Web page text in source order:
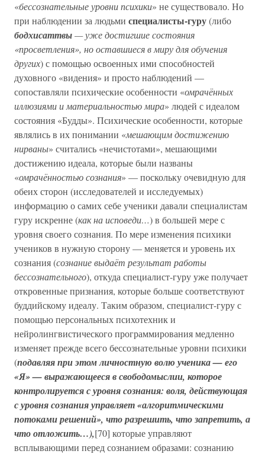
«бессознательные уровни психики» не существовало. Но
при наблюдении за людьми специалисты-гуру(либо
бодхисаттвы— уже достигшие состояния
«просветления», но оставшиеся в миру для обучения
других) с помощью освоенных ими способностей
духовного «видения» и просто наблюдений —
сопоставляли психические особенности «омрачённых
иллюзиями и материальностью мира» людей с идеалом
состояния «Будды». Психические особенности, которые
являлись в их понимании «мешающим достижению
нирваны» считались «нечистотами», мешающими
достижению идеала, которые были названы
«омрачённостью сознания» — поскольку очевидную для
обеих сторон (исследователей и исследуемых)
информацию о самих себе ученики давали специалистам
гуру искренне (как на исповеди…) в большей мере с
уровня своего сознания. По мере изменения психики
учеников в нужную сторону — меняется и уровень их
сознания (сознание выдаёт результат работы
бессознательного), откуда специалист-гуру уже получает
откровенные признания, которые больше соответствуют
буддийскому идеалу. Таким образом, специалист-гуру с
помощью персональных психотехник и
нейролингвистического программирования медленно
изменяет прежде всего бессознательные уровни психики
(подавляя при этом личностную волю ученика — его
«Я» — выражающееся в свободомыслии, которое
контролируется с уровня сознания: воля, действующая
с уровня сознания управляет «алгоритмическими
потоками решений», что разрешить, что запретить, а
что отложить…),[70] которые управляют
всплывающими перед сознанием образами: сознанию